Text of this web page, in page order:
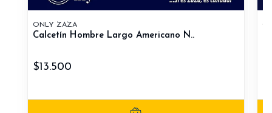
ONLY ZAZA
Calcetín Hombre Largo Americano N..
$13.500